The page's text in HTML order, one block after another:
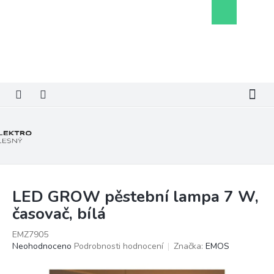
košík
LED GROW pěstební lampa 7 W,
časovač, bílá
EMZ7905
Průměrné
Neohodnoceno Podrobnosti hodnocení Značka: EMOS